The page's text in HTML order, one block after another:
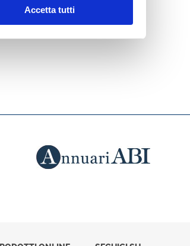
Accetta tutti